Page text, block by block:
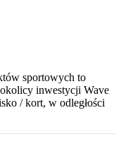
sportowych to
inwestycji Wave
/ kort, w odległości